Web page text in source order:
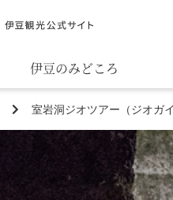
伊豆のみどころ
みる
あじわう
室岩洞ジオツアー（ジオガ